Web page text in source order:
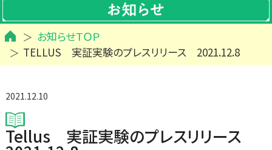
お知らせＴＯＰ
TELLUS 実証実験のプレスリリース 2021.12.8
2021.12.10
Tellus 実証実験のプレスリリース